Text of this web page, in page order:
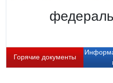
Горячие документы